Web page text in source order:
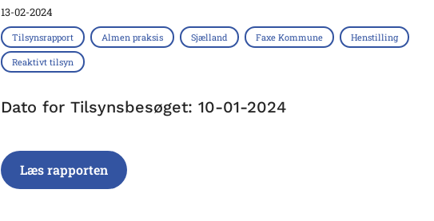
13-02-2024
Tilsynsrapport Almen praksis Sjælland Faxe Kommune Henstilling
Reaktivt tilsyn
Dato for Tilsynsbesøget: 10-01-2024
Læs rapporten